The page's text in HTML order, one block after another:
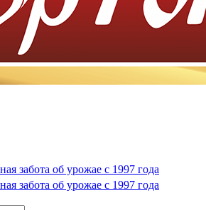
забота об урожае с 1997 года
забота об урожае с 1997 года